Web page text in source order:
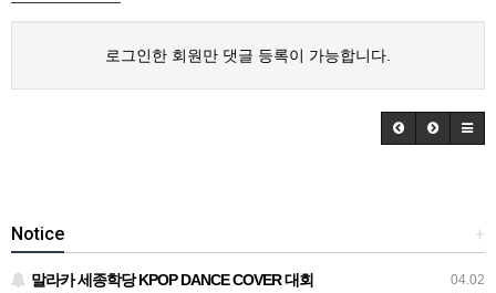
로그인한 회원만 댓글 등록이 가능합니다.
+
Notice
04.02
말라카 세종학당 KPOP DANCE COVER 대회